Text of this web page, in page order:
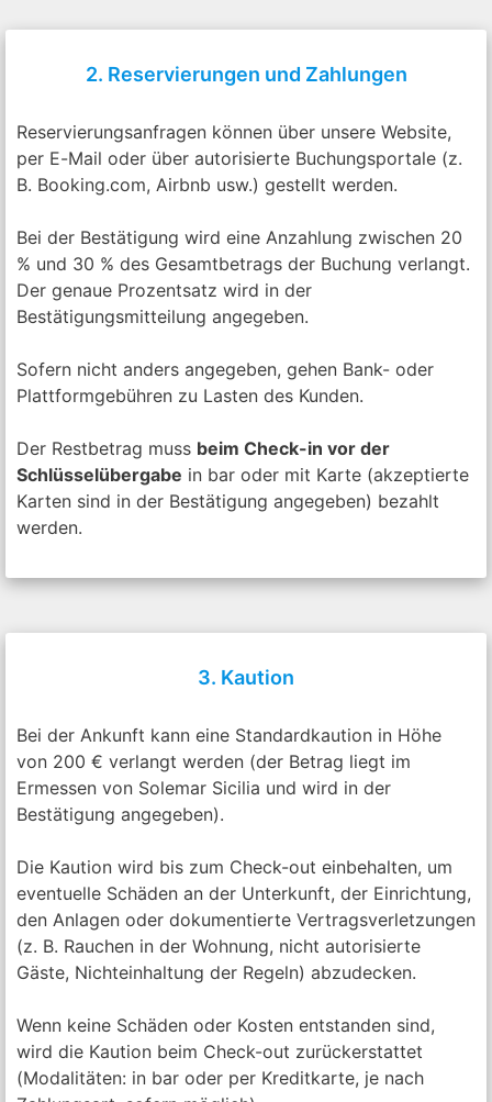
2. Reservierungen und Zahlungen
Reservierungsanfragen können über unsere Website,
per E-Mail oder über autorisierte Buchungsportale (z.
B. Booking.com, Airbnb usw.) gestellt werden.
Bei der Bestätigung wird eine Anzahlung zwischen 20
% und 30 % des Gesamtbetrags der Buchung verlangt.
Der genaue Prozentsatz wird in der
Bestätigungsmitteilung angegeben.
Sofern nicht anders angegeben, gehen Bank- oder
Plattformgebühren zu Lasten des Kunden.
Der Restbetrag muss beim Check-in vor der
Schlüsselübergabe in bar oder mit Karte (akzeptierte
Karten sind in der Bestätigung angegeben) bezahlt
werden.
3. Kaution
Bei der Ankunft kann eine Standardkaution in Höhe
von 200 € verlangt werden (der Betrag liegt im
Ermessen von Solemar Sicilia und wird in der
Bestätigung angegeben).
Die Kaution wird bis zum Check-out einbehalten, um
eventuelle Schäden an der Unterkunft, der Einrichtung,
den Anlagen oder dokumentierte Vertragsverletzungen
(z. B. Rauchen in der Wohnung, nicht autorisierte
Gäste, Nichteinhaltung der Regeln) abzudecken.
Wenn keine Schäden oder Kosten entstanden sind,
wird die Kaution beim Check-out zurückerstattet
(Modalitäten: in bar oder per Kreditkarte, je nach